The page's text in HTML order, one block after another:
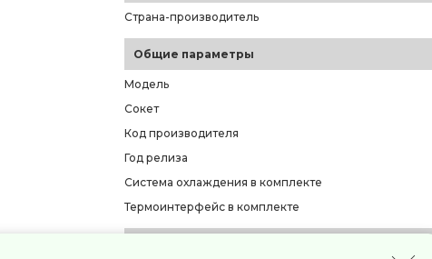
Страна-производитель
Общие параметры
Модель
Сокет
Код производителя
Год релиза
Система охлаждения в комплекте
Термоинтерфейс в комплекте